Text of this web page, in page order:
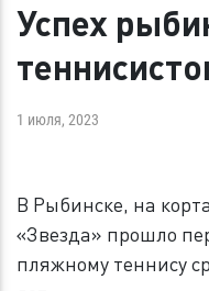
Успех
1 июля, 2023
В Рыбинске, на
«Звезда» прошло
пляжному теннису